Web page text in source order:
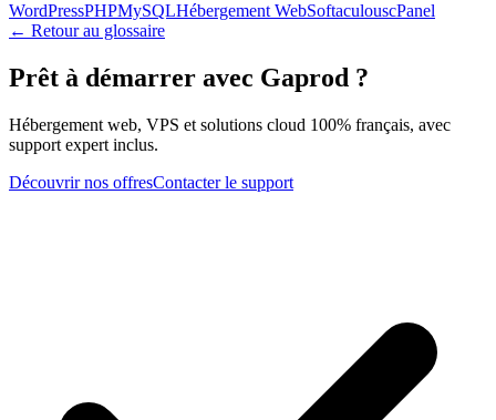
WordPressPHPMySQLHébergement WebSoftaculouscPanel
← Retour au glossaire
Prêt à démarrer avec Gaprod ?
Hébergement web, VPS et solutions cloud 100% français, avec
support expert inclus.
Découvrir nos offresContacter le support